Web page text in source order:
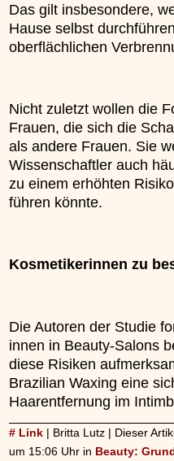
Das gilt insbesondere,
Hause selbst
oberflächlichen
Nicht zuletzt wollen die
Frauen, die sich die
als andere Frauen. Sie
Wissenschaftler auch
zu einem erhöhten
führen könnte.
Kosmetikerinnen zu
Die Autoren der Studie
innen in Beauty-Salons
diese Risiken
Brazilian Waxing eine
Haarentfernung im
# Link | Britta Lutz | Dieser
um 15:06 Uhr in Beauty: